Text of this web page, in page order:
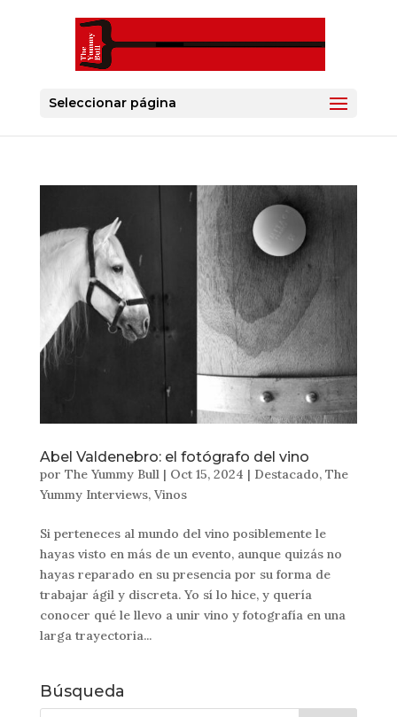
Seleccionar página
Abel Valdenebro: el fotógrafo del vino
por The Yummy Bull| Oct 15, 2024 | Destacado, The
Yummy Interviews, Vinos
Si perteneces al mundo del vino posiblemente le
hayas visto en más de un evento, aunque quizás no
hayas reparado en su presencia por su forma de
trabajar ágil y discreta. Yo sí lo hice, y quería
conocer qué le llevo a unir vino y fotografía en una
larga trayectoria...
Búsqueda